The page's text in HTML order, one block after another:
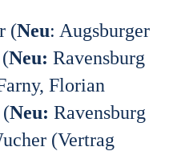
(Neu: Augsburger
Neu: Ravensburg
Florian
(Neu: Ravensburg
(Vertrag